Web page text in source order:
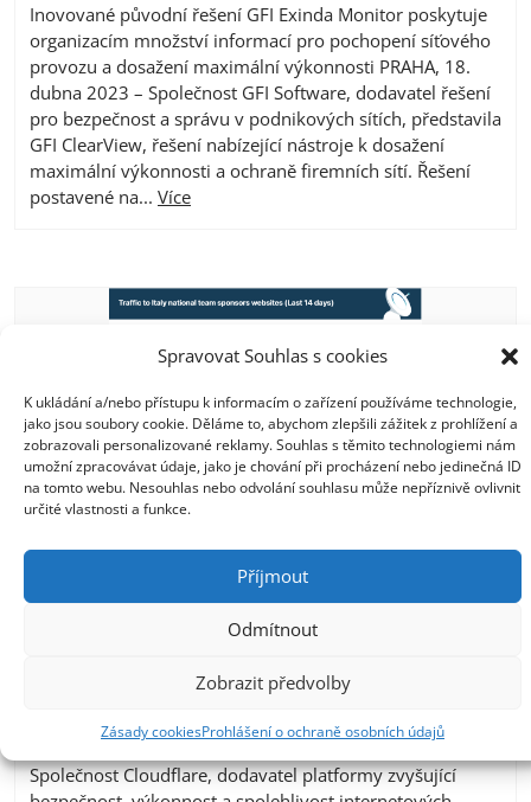
Spravovat Souhlas s cookies
K ukládání a/nebo přístupu k informacím o zařízení používáme technologie,
jako jsou soubory cookie. Děláme to, abychom zlepšili zážitek z prohlížení a
zobrazovali personalizované reklamy. Souhlas s těmito technologiemi nám
umožní zpracovávat údaje, jako je chování při procházení nebo jedinečná ID
na tomto webu. Nesouhlas nebo odvolání souhlasu může nepříznivě ovlivnit
určité vlastnosti a funkce.
Příjmout
Odmítnout
Zobrazit předvolby
Zásady cookiesProhlášení o ochraně osobních údajů
Inovované původní řešení GFI Exinda Monitor poskytuje
organizacím množství informací pro pochopení síťového
provozu a dosažení maximální výkonnosti PRAHA, 18.
dubna 2023 – Společnost GFI Software, dodavatel řešení
pro bezpečnost a správu v podnikových sítích, představila
GFI ClearView, řešení nabízející nástroje k dosažení
maximální výkonnosti a ochraně firemních sítí. Řešení
postavené na... Více
Cloudflare: vítězství či prohra národních
Cloudflare Radar představil statistiky provozu v Anglii a
Itálii po finále EURO 2020 PRAHA, 26. července 2021 –
Společnost Cloudflare, dodavatel platformy zvyšující